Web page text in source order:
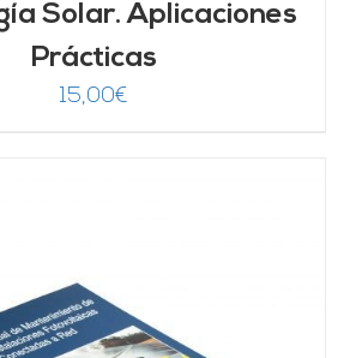
Solar. Aplicaciones
Prácticas
15,00€